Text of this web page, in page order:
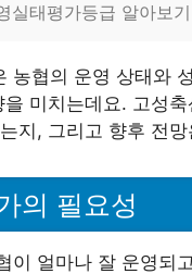
실태평가등급 알아보기
농협의 운영 상태와
미치는데요. 고성
지, 그리고 향후 전
의 필요성
이 얼마나 잘 운영되